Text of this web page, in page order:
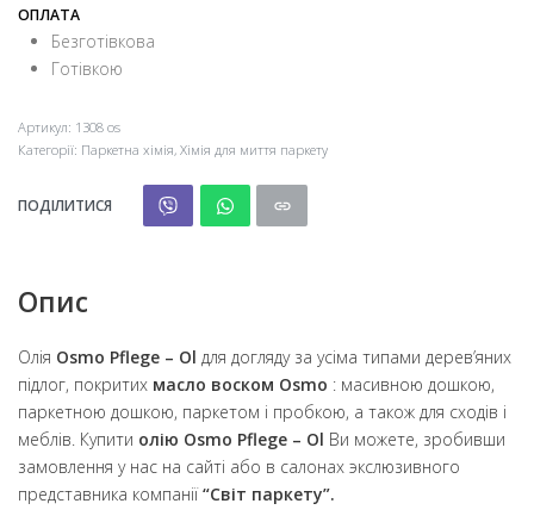
ОПЛАТА
Безготівкова
Готівкою
Артикул: 1308 os
Категорії: Паркетна хімія, Хімія для миття паркету
ПОДІЛИТИСЯ
Опис
Олія Osmo Pflege – Ol для догляду за усіма типами дерев’яних
підлог, покритих масло воском Osmo : масивною дошкою,
паркетною дошкою, паркетом і пробкою, а також для сходів і
меблів. Купити олію Osmo Pflege – Ol Ви можете, зробивши
замовлення у нас на сайті або в салонах экслюзивного
представника компанії“Світ паркету”.